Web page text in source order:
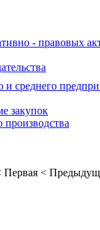
- правовых
среднего
закупок
Первая <